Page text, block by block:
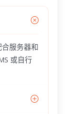
服务器和
或自行